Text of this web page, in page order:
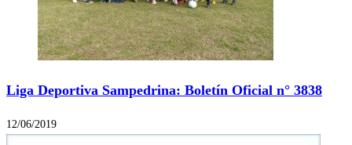
Liga Deportiva Sampedrina: Boletín Oficial n° 3838
12/06/2019